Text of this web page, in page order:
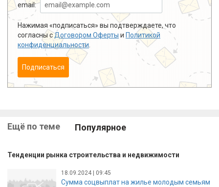
email:
Нажимая «подписаться» вы подтверждаете, что
согласны сДоговором Оферты и Политикой
конфиденциальности
Подписаться
Ещё по теме Популярное
Тенденции рынка строительства и недвижимости
18.09.2024 | 09:45
Сумма соцвыплат на жилье молодым семьям